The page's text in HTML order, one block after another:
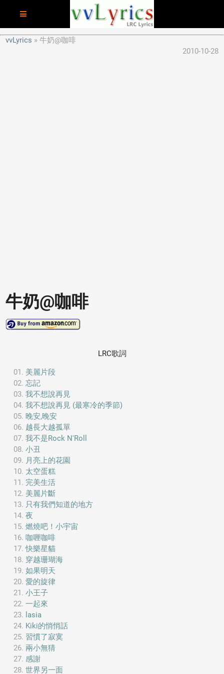
vvLyrics
牛奶@咖啡
2010-10-28
牛奶@咖啡
LRC歌詞
美麗片段
忘記
我不想說再見
我不想說再見 (最寒冷的季節)
晚安,晚安
越長大越孤單
我不是Rock N'Roll
小丑
月亮上的花園
太空蛋糕
完美生活
美麗片斷
只有我們知道的地方
夜
燃燒吧！小宇宙
咖喱咖啡
快樂星貓
穿越珊瑚海
如果明天
愛的旋律
小王子
一起來
lasia
Kiki的悄悄話
習慣了寂寞
兩小無猜
感謝
世界另一面